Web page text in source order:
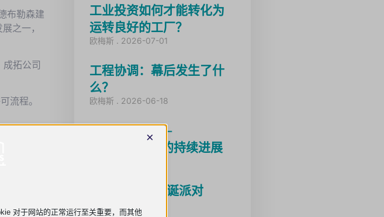
布勒森建
之一，
成拓公司
流程。
工业投资如何才能转化为
运转良好的工厂？
欧梅斯 2026-07-01
工程协调：幕后发生了什
么？
欧梅斯 2026-06-18
VCM3项目——
Kazincbarcika的持续进展
公司2025年圣诞派对
×
对于网站的正常运行至关重要，而其他